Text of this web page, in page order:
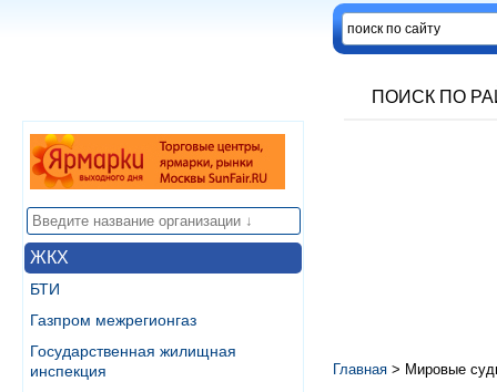
ПОИСК ПО
ЖКХ
БТИ
Газпром межрегионгаз
Государственная жилищная
инспекция
Главная > Мировые